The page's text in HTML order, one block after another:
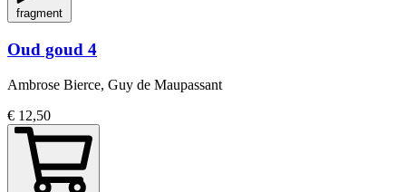
fragment
Oud goud 4
Ambrose Bierce, Guy de Maupassant
€ 12,50